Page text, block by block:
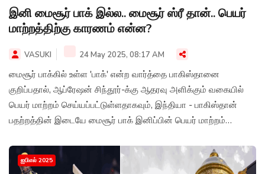
இனி மைசூர் பாக் இல்ல.. மைசூர் ஸ்ரீ தான்.. பெயர்
மாற்றத்திற்கு காரணம் என்ன?
VASUKI 24 May 2025, 08:17 AM
மைசூர் பாக்கில் உள்ள 'பாக்' என்ற வார்த்தை பாகிஸ்தானை
குறிப்பதால், ஆப்ரேஷன் சிந்தூர்-க்கு ஆதரவு அளிக்கும் வகையில்
பெயர் மாற்றம் செய்யப்பட்டுள்ளதாகவும், இந்தியா - பாகிஸ்தான்
பதற்றத்தின் இடையே மைசூர் பாக் இனிப்பின் பெயர் மாற்றம்
ஐபிஎல் 2025